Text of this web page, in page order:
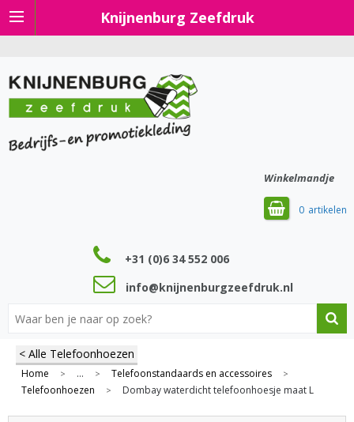
Knijnenburg Zeefdruk
Winkelmandje
0
+31 (0)6 34 552 006
info@knijnenburgzeefdruk.nl
< Alle Telefoonhoezen
Home > ... > Telefoonstandaards en accessoires >
Telefoonhoezen > Dombay waterdicht telefoonhoesje maat L